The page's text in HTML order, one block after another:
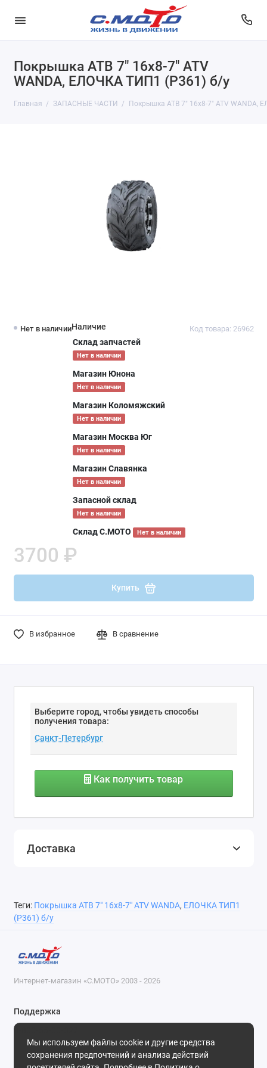
Покрышка АТВ 7" 16x8-7" ATV
WANDA, ЕЛОЧКА ТИП1 (Р361) б/у
Главная ЗАПАСНЫЕ ЧАСТИ Покрышка АТВ 7" 16x8-7" ATV WANDA,
Нет в наличии Код товара: 26962
Наличие
Склад запчастей
Нет в наличии
Магазин Юнона
Нет в наличии
Магазин Коломяжский
Нет в наличии
Магазин Москва Юг
Нет в наличии
Магазин Славянка
Нет в наличии
Запасной склад
Нет в наличии
Склад С.МОТО Нет в наличии
3700 ₽
Купить
В избранное В сравнение
Выберите город, чтобы увидеть способы
получения товара:
Как получить товар
Доставка
Теги: Покрышка АТВ 7" 16x8-7" ATV WANDA, ЕЛОЧКА ТИП1
(Р361) б/у
Мы используем файлы cookie и другие средства
сохранения предпочтений и анализа действий
Интернет-магазин «С.МОТО» 2003 - 2026
Поддержка
8-800-55-00-327
Будни, с 09-30 до 18-30